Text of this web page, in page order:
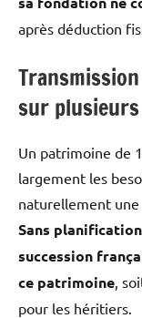
après déduction
sur
Un patrimoine de
largement les
naturellement
Sans
succession
ce patrimoine ,
pour les héritiers.